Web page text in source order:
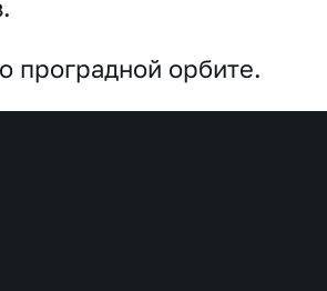
проградной орбите.